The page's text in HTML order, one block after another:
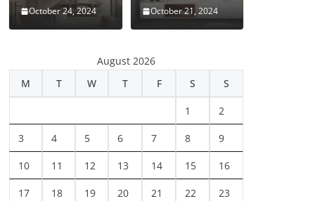
October 24, 2024 October 21, 2024
August 2026
M
T W T F S S
1 2
3 4 5 6 7 8 9
10 11 12 13 14 15 16
17 18 19 20 21 22 23